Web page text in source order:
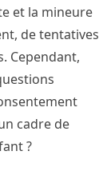
et la mineure
de tentatives
Cependant,
cadre de
?